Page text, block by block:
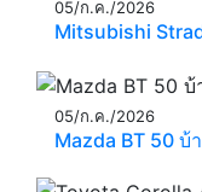
05/ก.ค./2026
Mitsubishi
05/ก.ค./2026
Mazda BT 50